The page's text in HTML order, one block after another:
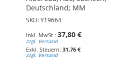
Deutschland; MM
SKU: Y19664
37,80 €
zzgl. Versand
31,76 €
zzgl. Versand